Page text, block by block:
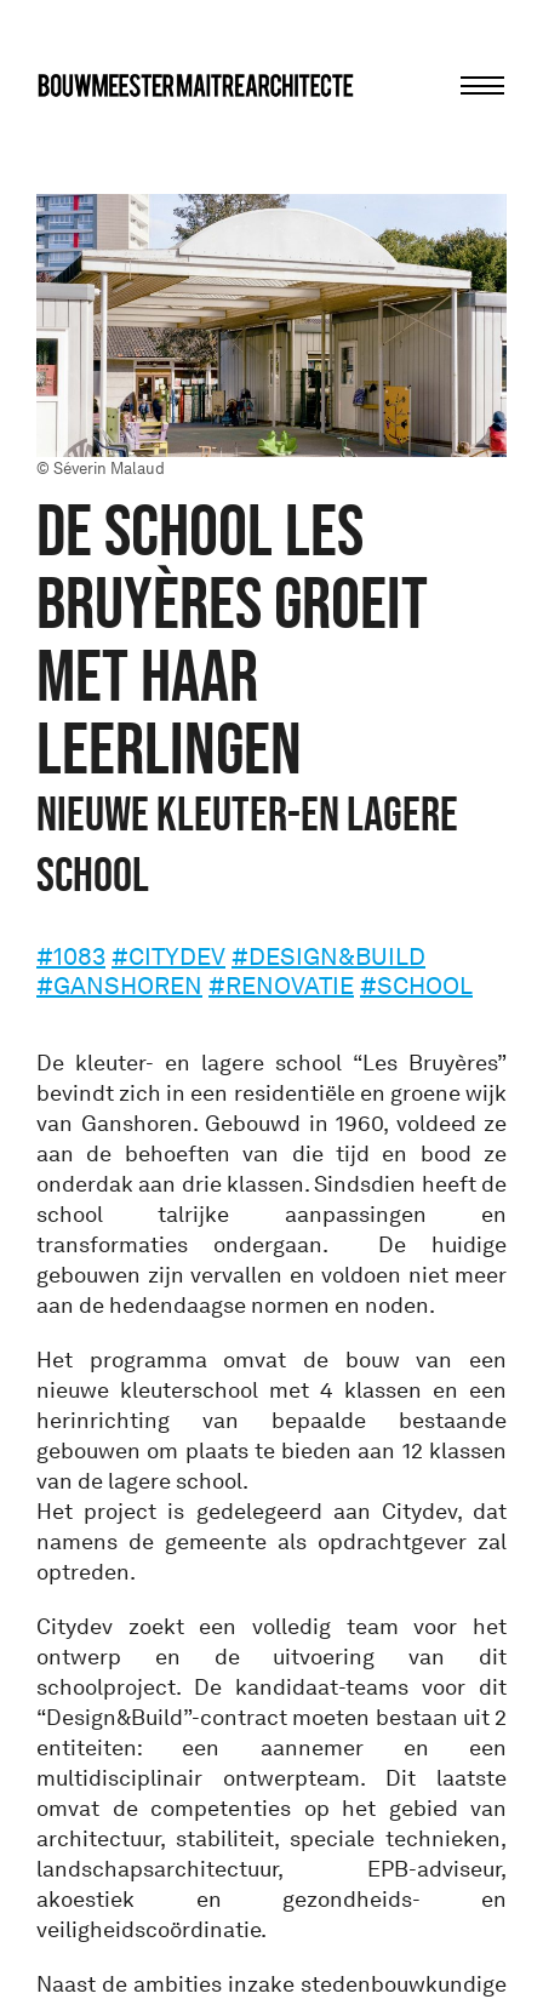
bma
© Séverin Malaud
DE SCHOOL LES
BRUYÈRES GROEIT
MET HAAR
LEERLINGEN
NIEUWE KLEUTER-EN LAGERE
SCHOOL
#1083 #CITYDEV #DESIGN&BUILD
#GANSHOREN #RENOVATIE #SCHOOL
De kleuter- en lagere school “Les Bruyères”
bevindt zich in een residentiële en groene wijk
van Ganshoren. Gebouwd in 1960, voldeed ze
aan de behoeften van die tijd en bood ze
onderdak aan drie klassen. Sindsdien heeft de
school talrijke aanpassingen en
transformaties ondergaan. De huidige
gebouwen zijn vervallen en voldoen niet meer
aan de hedendaagse normen en noden.
Het programma omvat de bouw van een
nieuwe kleuterschool met 4 klassen en een
herinrichting van bepaalde bestaande
gebouwen om plaats te bieden aan 12 klassen
van de lagere school.
Het project is gedelegeerd aan Citydev, dat
namens de gemeente als opdrachtgever zal
optreden.
Citydev zoekt een volledig team voor het
ontwerp en de uitvoering van dit
schoolproject. De kandidaat-teams voor dit
“Design&Build”-contract moeten bestaan uit 2
entiteiten: een aannemer en een
multidisciplinair ontwerpteam. Dit laatste
omvat de competenties op het gebied van
architectuur, stabiliteit, speciale technieken,
landschapsarchitectuur, EPB-adviseur,
akoestiek en gezondheids- en
veiligheidscoördinatie.
Naast de ambities inzake stedenbouwkundige